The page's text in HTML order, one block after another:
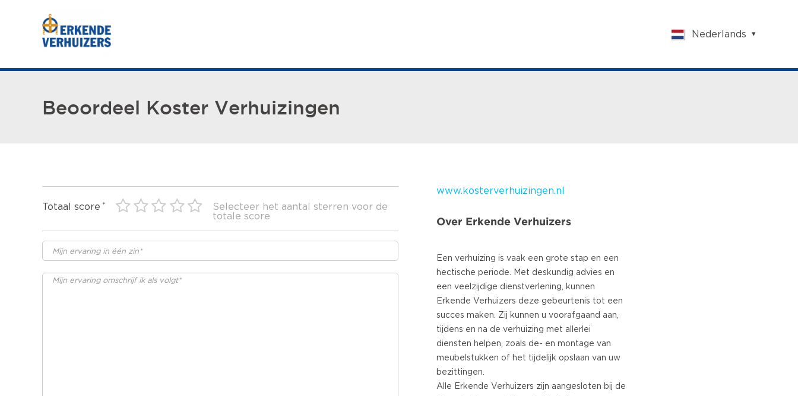
Nederlands
Nederlands
Beoordeel Koster Verhuizingen
Totaal score
Selecteer het aantal sterren voor de
totale score
www.kosterverhuizingen.nl
Over Erkende Verhuizers
Een verhuizing is vaak een grote stap en een
hectische periode. Met deskundig advies en
een veelzijdige dienstverlening, kunnen
Erkende Verhuizers deze gebeurtenis tot een
succes maken. Zij kunnen u voorafgaand aan,
tijdens en na de verhuizing met allerlei
diensten helpen, zoals de- en montage van
meubelstukken of het tijdelijk opslaan van uw
bezittingen.
Alle Erkende Verhuizers zijn aangesloten bij de